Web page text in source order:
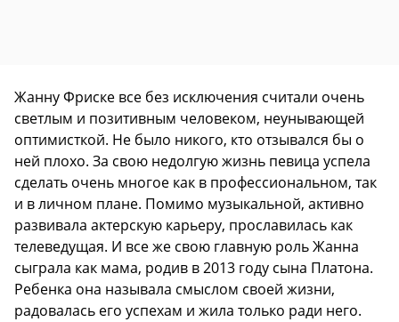
Жанну Фриске все без исключения считали очень
светлым и позитивным человеком, неунывающей
оптимисткой. Не было никого, кто отзывался бы о
ней плохо. За свою недолгую жизнь певица успела
сделать очень многое как в профессиональном, так
и в личном плане. Помимо музыкальной, активно
развивала актерскую карьеру, прославилась как
телеведущая. И все же свою главную роль Жанна
сыграла как мама, родив в 2013 году сына Платона.
Ребенка она называла смыслом своей жизни,
радовалась его успехам и жила только ради него.